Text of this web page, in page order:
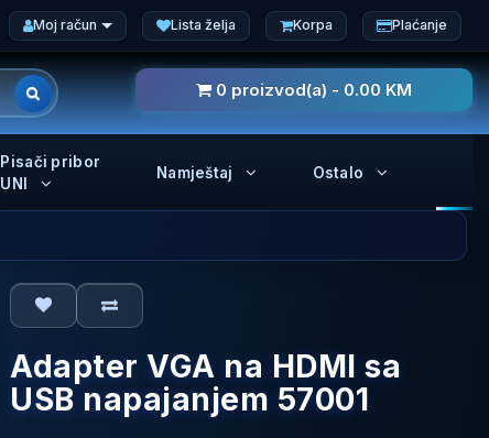
Moj račun Lista želja Korpa Plaćanje
0 proizvod(a) - 0.00 KM
Pisači pribor
UNI
Namještaj Ostalo
Adapter VGA na HDMI sa
USB napajanjem 57001